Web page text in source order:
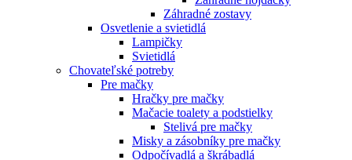
Záhradné zostavy
Osvetlenie a svietidlá
Lampičky
Svietidlá
Chovateľské potreby
Pre mačky
Hračky pre mačky
Mačacie toalety a podstielky
Stelivá pre mačky
Misky a zásobníky pre mačky
Odpočívadlá a škrábadlá